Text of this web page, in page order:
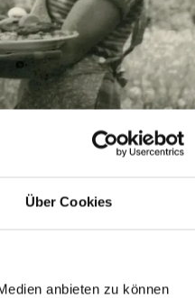
Über Cookies
anbieten zu können